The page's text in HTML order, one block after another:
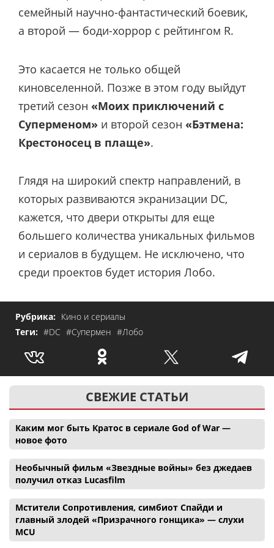
семейный научно-фантастический боевик,
а второй — боди-хоррор с рейтингом R.
Это касается не только общей
киновселенной. Позже в этом году выйдут
третий сезон «Моих приключений с
Суперменом» и второй сезон «Бэтмена:
Крестоносец в плаще».
Глядя на широкий спектр направлений, в
которых развиваются экранизации DC,
кажется, что двери открыты для еще
большего количества уникальных фильмов
и сериалов в будущем. Не исключено, что
среди проектов будет история Лобо.
Рубрика: Кино и сериалы
Теги: #DC #Супермен #Лобо
СВЕЖИЕ СТАТЬИ
Каким мог быть Кратос в сериале God of War —
новое фото
Необычный фильм «Звездные войны» без джедаев
получил отказ Lucasfilm
Мстители Сопротивления, симбиот Спайди и
главный злодей «Призрачного гонщика» — слухи
MCU